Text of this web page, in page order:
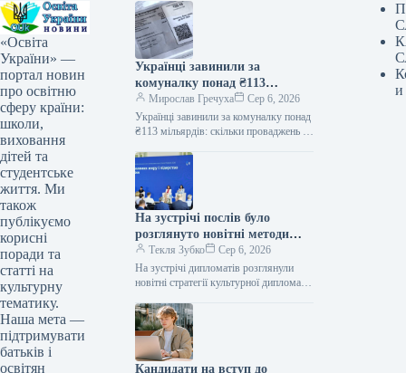
«Освіта
України» —
портал новин
про освітню
сферу країни:
школи,
виховання
дітей та
студентське
життя. Ми
також
публікуємо
корисні
поради та
статті на
культурну
тематику.
Наша мета —
підтримувати
батьків і
освітян
Українці завинили за
комуналку понад ₴113
мільярдів: скільки
проваджень у реєстрі
боржників
Мирослав Гречуха
Сер 6, 2026
Українці завинили за комуналку понад
₴113 мільярдів: скільки проваджень у
06.08.2026 14:11 Укрінформ
Заборгованість українців за житлово-
комунальні…
На зустрічі послів було
розглянуто новітні методи
культурної дипломатії
Текля Зубко
Сер 6, 2026
На зустрічі дипломатів розглянули
новітні стратегії культурної дипломатії
Україна має намір активніше
задіювати механізми “м’якої сили”…
Кандидати на вступ до
и